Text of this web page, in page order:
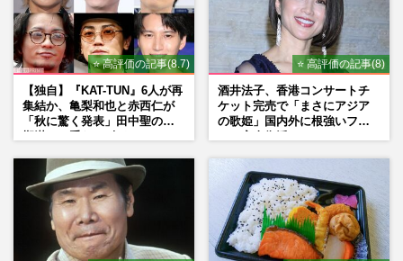
⭐ 高評価の記事(8.7)
【独自】『KAT-TUN』6人が再
集結か、亀梨和也と赤西仁が
「秋に驚く発表」田中聖の刑
⭐ 高評価の記事(8)
酒井法子、香港コンサートチ
ケット完売で「まさにアジア
の歌姫」国内外に根強いファ